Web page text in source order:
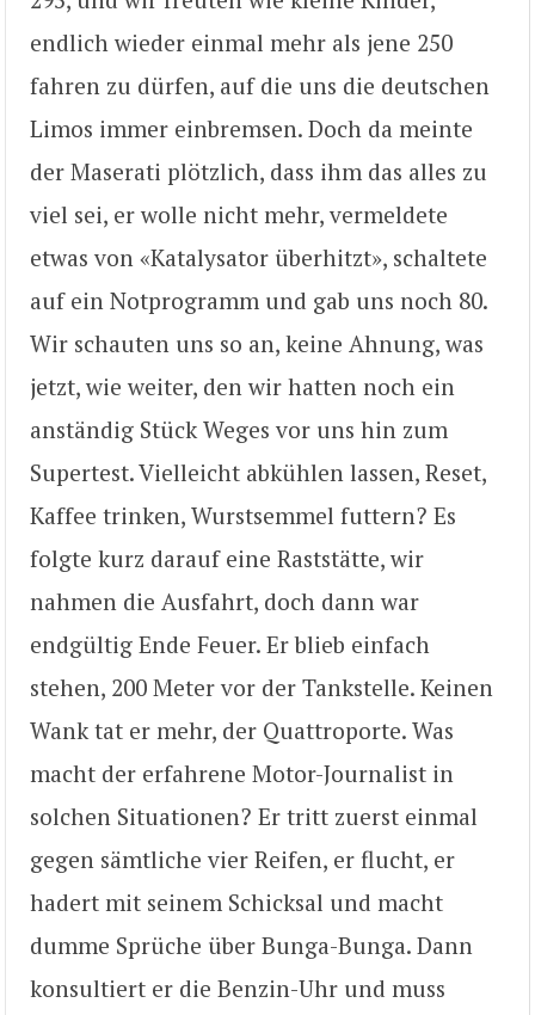
endlich wieder einmal mehr als jene 250
fahren zu dürfen, auf die uns die deutschen
Limos immer einbremsen. Doch da meinte
der Maserati plötzlich, dass ihm das alles zu
viel sei, er wolle nicht mehr, vermeldete
etwas von «Katalysator überhitzt», schaltete
auf ein Notprogramm und gab uns noch 80.
Wir schauten uns so an, keine Ahnung, was
jetzt, wie weiter, den wir hatten noch ein
anständig Stück Weges vor uns hin zum
Supertest. Vielleicht abkühlen lassen, Reset,
Kaffee trinken, Wurstsemmel futtern? Es
folgte kurz darauf eine Raststätte, wir
nahmen die Ausfahrt, doch dann war
endgültig Ende Feuer. Er blieb einfach
stehen, 200 Meter vor der Tankstelle. Keinen
Wank tat er mehr, der Quattroporte. Was
macht der erfahrene Motor-Journalist in
solchen Situationen? Er tritt zuerst einmal
gegen sämtliche vier Reifen, er flucht, er
hadert mit seinem Schicksal und macht
dumme Sprüche über Bunga-Bunga. Dann
konsultiert er die Benzin-Uhr und muss